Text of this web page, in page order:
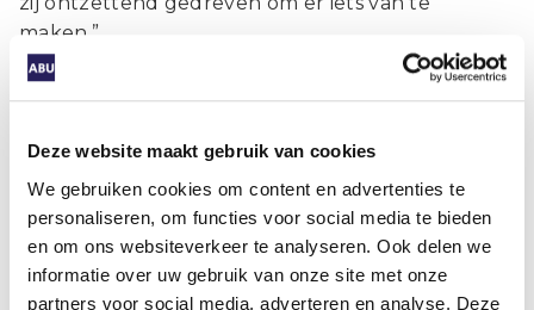
Deze website maakt gebruik van cookies
We gebruiken cookies om content en advertenties te
personaliseren, om functies voor social media te bieden
en om ons websiteverkeer te analyseren. Ook delen we
informatie over uw gebruik van onze site met onze
partners voor social media, adverteren en analyse. Deze
maken.”
Dat is de boodschap die u overbrengt aan
vertellen, maar die hoor je niet vaak. Wat in de
publiciteit komt, is een clubje asielzoekers dat
een bushokje heeft vernield. Of het gaan om
‘lanterfantende gelukszoekers’. Mijn boodschap: